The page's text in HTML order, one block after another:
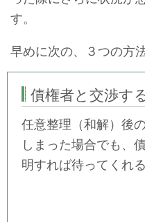
す。
早めに次の、３つの方
債権者と交渉す
任意整理（和解）後
しまった場合でも、
明すれば待ってくれ